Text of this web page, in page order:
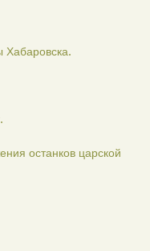
Хабаровска.
останков царской